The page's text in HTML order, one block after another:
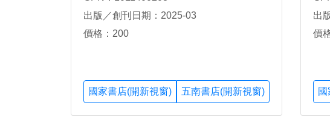
出版／創刊日期：2025-03
價格：200
國家書店(開新視窗) 五南書店(開新視窗)
出
價